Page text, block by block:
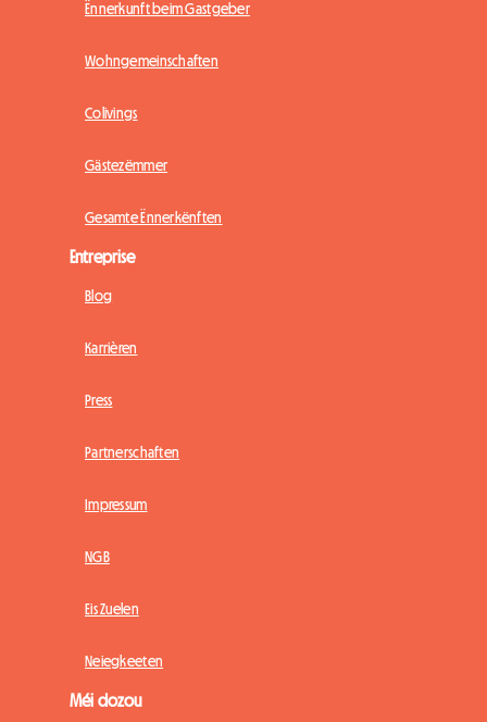
Ënnerkunft beim Gastgeber
Wohngemeinschaften
Colivings
Gästezëmmer
Gesamte Ënnerkënften
Entreprise
Blog
Karrièren
Press
Partnerschaften
Impressum
NGB
Eis Zuelen
Neiegkeeten
Méi dozou